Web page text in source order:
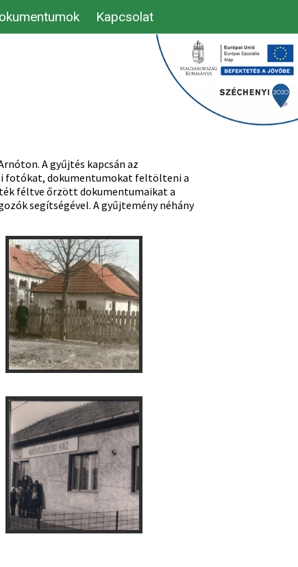
Kapcsolat
A gyűjtés kapcsán az
fotókat, dokumentumokat feltölteni a
féltve őrzött dokumentumaikat a
segítségével. A gyűjtemény néhány